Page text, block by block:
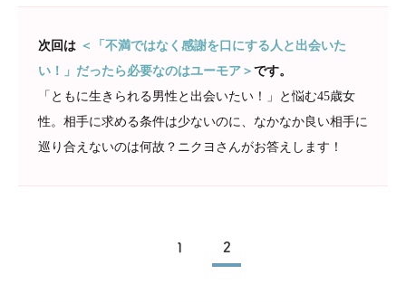
次回は＜「不満ではなく感謝を口にする人と出会いた
い！」だったら必要なのはユーモア＞ です。
「ともに生きられる男性と出会いたい！」と悩む45歳女
性。相手に求める条件は少ないのに、なかなか良い相手に
巡り合えないのは何故？ニクヨさんがお答えします！
1 2